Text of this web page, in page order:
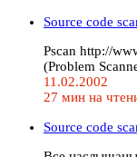
Source code
Pscan http://
(Problem
11.02.2002
27 мин на
Source code